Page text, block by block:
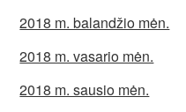
2018 m. balandžio mėn.
2018 m. vasario mėn.
2018 m. sausio mėn.